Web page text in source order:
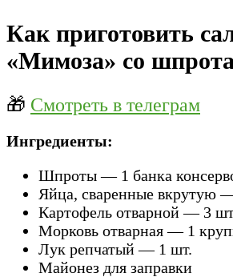
Как приготовить
«Мимоза» со
🎁 Смотреть в телеграм
Ингредиенты:
Шпроты — 1 банка
Яйца, сваренные вкрутую
Картофель отварной — 3
Морковь отварная — 1
Лук репчатый — 1 шт.
Майонез для заправки